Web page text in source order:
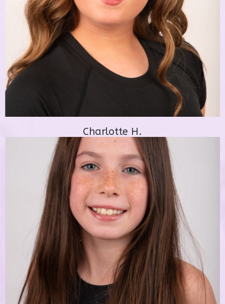
Charlotte H.